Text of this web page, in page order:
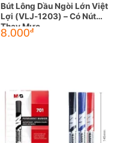
Bút Lông Dầu Ngòi Lớn Việt
Lợi (VLJ-1203) – Có Nút
Thay Mực
8.000đ